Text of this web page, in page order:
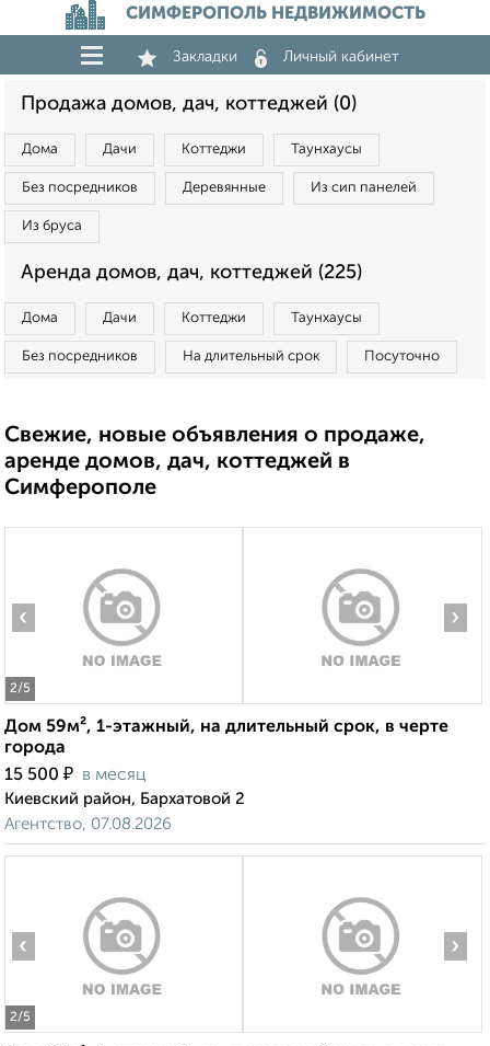
СИМФЕРОПОЛЬ НЕДВИЖИМОСТЬ
Закладки Личный кабинет
Продажа домов, дач, коттеджей (0)
Дома Дачи Коттеджи Таунхаусы
Без посредников Деревянные Из сип панелей
Из бруса
Аренда домов, дач, коттеджей (225)
Дома Дачи Коттеджи Таунхаусы
Без посредников На длительный срок Посуточно
Свежие, новые объявления о продаже,
аренде домов, дач, коттеджей в
Симферополе
2/5
‹ ›
Дом 59м², 1-этажный, на длительный срок, в черте
города
15 500 ₽ в месяц
Киевский район, Бархатовой 2
Агентство, 07.08.2026
2/5
‹ ›